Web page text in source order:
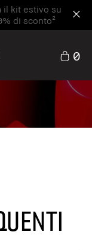
il kit estivo su
di sconto²
0